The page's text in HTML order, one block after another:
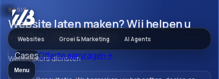
Websites Groei & Marketing AI Agents
CasesOfferte aanvragen→
MenuLaravel website
BASIS
Website laten maken? Wij helpen u
verder | Webbeukers
Webbeukers diensten